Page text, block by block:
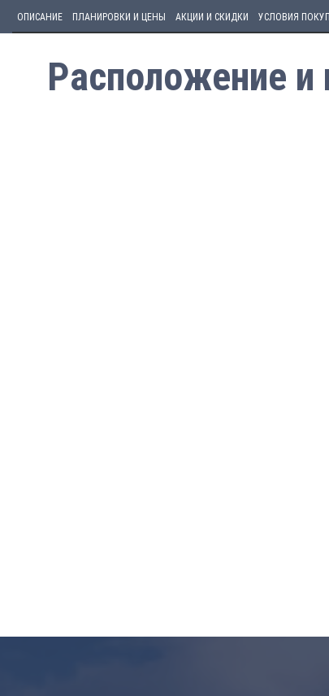
ОПИСАНИЕ ПЛАНИРОВКИ И ЦЕНЫ АКЦИИ И СКИДКИ УСЛОВИЯ
Расположение и